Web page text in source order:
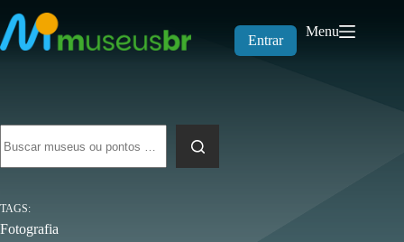
para
o
conteúdo
Entrar
Menu
resultados
TAGS
Fotografia